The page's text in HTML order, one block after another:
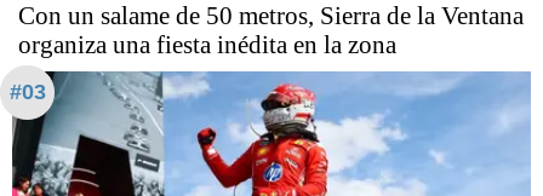
Con un salame de 50 metros, Sierra de la Ventana
organiza una fiesta inédita en la zona
#03